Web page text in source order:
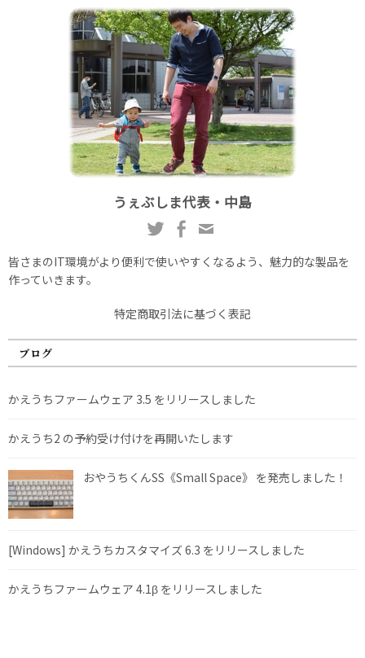
うぇぶしま代表・中島
皆さまのIT環境がより便利で使いやすくなるよう、魅力的な製品を
作っていきます。
特定商取引法に基づく表記
ブログ
かえうちファームウェア 3.5 をリリースしました
かえうち2 の予約受け付けを再開いたします
おやうちくんSS《Small Space》 を発売しました！
[Windows] かえうちカスタマイズ 6.3 をリリースしました
かえうちファームウェア 4.1β をリリースしました